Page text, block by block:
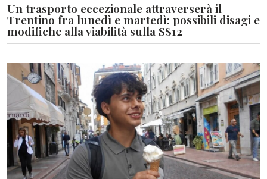
Un trasporto eccezionale attraverserà il
Trentino fra lunedì e martedì: possibili disagi e
modifiche alla viabilità sulla SS12